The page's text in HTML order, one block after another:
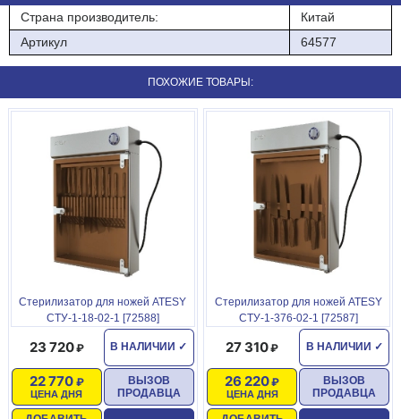
Корпус из нержавеющей стали
Габариты: 400х135х600мм
Напряжение: 220 Вольт
Мощность: 8 Вт
Страна производитель:
Китай
Артикул
64577
ПОХОЖИЕ ТОВАРЫ:
Стерилизатор для ножей ATESY
СТУ-1-18-02-1 [72588]
В НАЛИЧИИ ✓
23 720
ЦЕНА ДНЯ
22 770
ВЫЗОВ
ПРОДАВЦА
Стерилизатор для ножей ATESY
СТУ-1-376-02-1 [72587]
В НАЛИЧИИ ✓
27 310
ЦЕНА ДНЯ
26 220
ВЫЗОВ
ПРОДАВЦА